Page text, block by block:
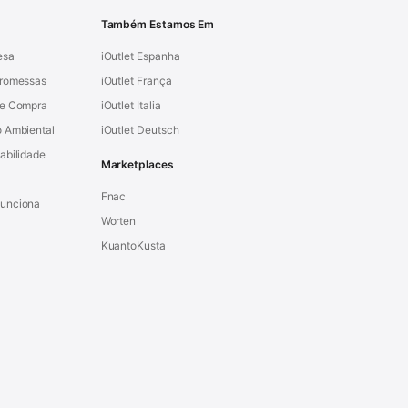
Compra
Ambiental
Também Estamos Em
iOutlet Espanha
iOutlet França
iOutlet Italia
iOutlet Deutsch
Marketplaces
Fnac
Worten
KuantoKusta